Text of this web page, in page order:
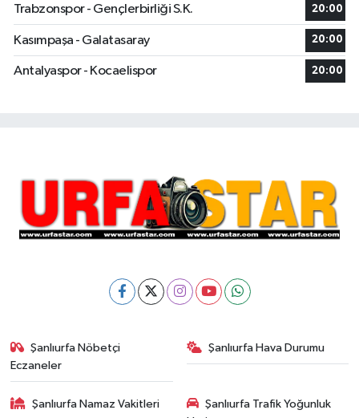
Trabzonspor - Gençlerbirliği S.K. 20:00
Kasımpaşa - Galatasaray 20:00
Antalyaspor - Kocaelispor 20:00
Şanlıurfa Nöbetçi
Eczaneler
Şanlıurfa Hava Durumu
Şanlıurfa Namaz Vakitleri
Şanlıurfa Trafik Yoğunluk